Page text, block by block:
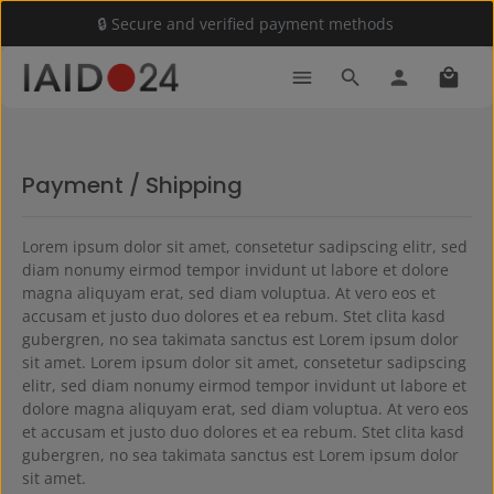
Skip to main content🔒 Secure and verified payment methods
Payment / Shipping
Lorem ipsum dolor sit amet, consetetur sadipscing elitr, sed
diam nonumy eirmod tempor invidunt ut labore et dolore
magna aliquyam erat, sed diam voluptua. At vero eos et
accusam et justo duo dolores et ea rebum. Stet clita kasd
gubergren, no sea takimata sanctus est Lorem ipsum dolor
sit amet. Lorem ipsum dolor sit amet, consetetur sadipscing
elitr, sed diam nonumy eirmod tempor invidunt ut labore et
dolore magna aliquyam erat, sed diam voluptua. At vero eos
et accusam et justo duo dolores et ea rebum. Stet clita kasd
gubergren, no sea takimata sanctus est Lorem ipsum dolor
sit amet.